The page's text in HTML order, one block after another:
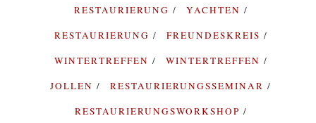
RESTAURIERUNG
YACHTEN
RESTAURIERUNG
FREUNDESKREIS
WINTERTREFFEN
WINTERTREFFEN
JOLLEN
RESTAURIERUNGSSEMINAR
RESTAURIERUNGSWORKSHOP